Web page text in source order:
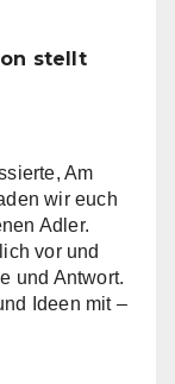
stellt
Am
wir euch
Adler.
vor und
und Antwort.
Ideen mit –